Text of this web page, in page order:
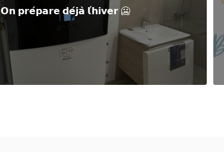
𝗢𝗻 𝗽𝗿𝗲́𝗽𝗮𝗿𝗲 𝗱𝗲́𝗷𝗮̀ 𝗹'𝗵𝗶𝘃𝗲𝗿 🥶